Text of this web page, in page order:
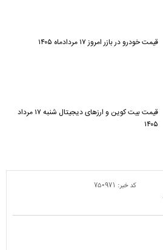
قیمت خودرو در بازر امروز ۱۷ مردادماه ۱۴۰۵
قیمت بیت کوین و ارز‌های دیجیتال شنبه ۱۷ مرداد
۱۴۰۵
کد خبر: ۷۵۰۹۷۱